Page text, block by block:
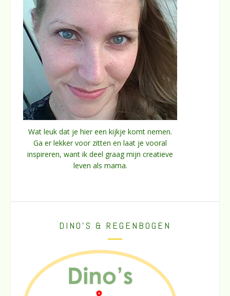
Wat leuk dat je hier een kijkje komt nemen.
Ga er lekker voor zitten en laat je vooral
inspireren, want ik deel graag mijn creatieve
leven als mama.
DINO’S & REGENBOGEN